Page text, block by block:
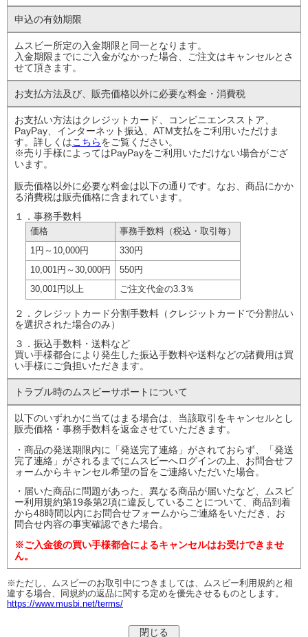
申込の有効期限
ムスビー所定の入金期限と同一となります。
入金期限までにご入金がなかった場合、ご注文はキャンセルとさ
せて頂きます。
お支払方法及び、 販売価格以外に必要な料金・消費税
お支払い方法はクレジットカード、コンビニエンスストア、
PayPay、インターネット振込、ATM支払をご利用いただけま
す。詳しくはこちらをご覧ください。
※売り手様によってはPayPayをご利用いただけない場合がござ
います。
販売価格以外に必要な料金は以下の通りです。なお、商品にかか
る消費税は販売価格に含まれています。
１．事務手数料
価格 事務手数料 （税込・取引毎）
1円 ～10,000円
330円
10,001円 ～30,000円
550円
30,001円以上
ご注文代金の3.3％
２．クレジットカード分割手数料（クレジットカードで分割払い
を選択された場合のみ）
３．振込手数料・送料など
買い手様都合により発生した振込手数料や送料などの諸費用は買
い手様にご負担いただきます。
トラブル時のムスビーサポート について
以下のいずれかに当てはまる場合は、当該取引をキャンセルとし
販売価格・事務手数料を返金させていただきます。
・商品の発送期限内に「発送完了連絡」がされておらず、「発送
完了連絡」がされるまでにムスビーへログインの上、お問合せフ
ォームからキャンセル希望の旨をご連絡いただいた場合。
・届いた商品に問題があった、異なる商品が届いたなど、ムスビ
ー利用規約第19条第2項に違反していることについて、商品到着
から48時間以内にお問合せフォームからご連絡をいただき、お
問合せ内容の事実確認できた場合。
※ご入金後の買い手様都合によるキャンセルはお受けできませ
ん。
※ただし、ムスビーのお取引中につきましては、ムスビー利用規約と相
違する場合、同規約の返品に関する定めを優先させるものとします。
https://www.musbi.net/terms/